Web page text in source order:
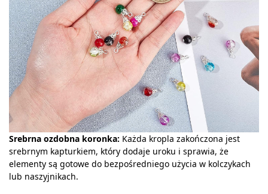
Srebrna ozdobna koronka: Każda kropla zakończona jest
srebrnym kapturkiem, który dodaje uroku i sprawia, że
elementy są gotowe do bezpośredniego użycia w kolczykach
lub naszyjnikach.